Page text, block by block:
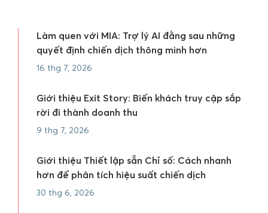
Làm quen với MIA: Trợ lý AI đằng sau những
quyết định chiến dịch thông minh hơn
16 thg 7, 2026
Giới thiệu Exit Story: Biến khách truy cập sắp
rời đi thành doanh thu
9 thg 7, 2026
Giới thiệu Thiết lập sẵn Chỉ số: Cách nhanh
hơn để phân tích hiệu suất chiến dịch
30 thg 6, 2026